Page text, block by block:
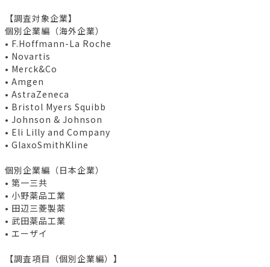
【調査対象企業】
個別企業編（海外企業）
• F.Hoffmann-La Roche
• Novartis
• Merck&Co
• Amgen
• AstraZeneca
• Bristol Myers Squibb
• Johnson & Johnson
• Eli Lilly and Company
• GlaxoSmithKline
個別企業編（日本企業）
• 第一三共
• 小野薬品工業
• 田辺三菱製薬
• 武田薬品工業
• エーザイ
【調査項目（個別企業編）】